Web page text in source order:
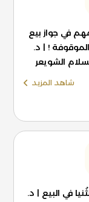
في جواز بيع
الموقوفة ! | د.
الشويعر
شاهد المزيد
في البيع | د.